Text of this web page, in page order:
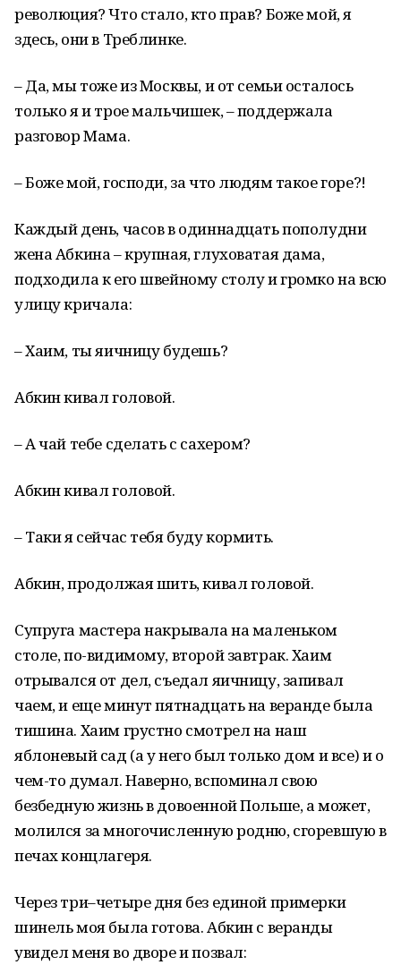
революция? Что стало, кто прав? Боже мой, я
здесь, они в Треблинке.
– Да, мы тоже из Москвы, и от семьи осталось
только я и трое мальчишек, – поддержала
разговор Мама.
– Боже мой, господи, за что людям такое горе?!
Каждый день, часов в одиннадцать пополудни
жена Абкина – крупная, глуховатая дама,
подходила к его швейному столу и громко на всю
улицу кричала:
– Хаим, ты яичницу будешь?
Абкин кивал головой.
– А чай тебе сделать с сахером?
Абкин кивал головой.
– Таки я сейчас тебя буду кормить.
Абкин, продолжая шить, кивал головой.
Супруга мастера накрывала на маленьком
столе, по-видимому, второй завтрак. Хаим
отрывался от дел, съедал яичницу, запивал
чаем, и еще минут пятнадцать на веранде была
тишина. Хаим грустно смотрел на наш
яблоневый сад (а у него был только дом и все) и о
чем-то думал. Наверно, вспоминал свою
безбедную жизнь в довоенной Польше, а может,
молился за многочисленную родню, сгоревшую в
печах концлагеря.
Через три–четыре дня без единой примерки
шинель моя была готова. Абкин с веранды
увидел меня во дворе и позвал: